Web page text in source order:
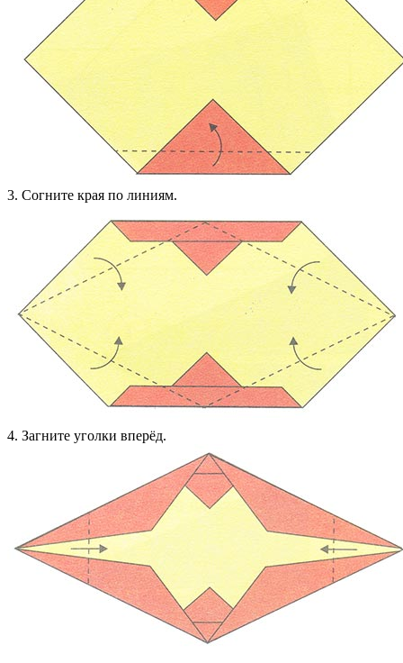
3. Согните края по линиям.
4. Загните уголки вперёд.